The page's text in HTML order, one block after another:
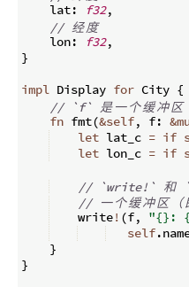
    lat
: f32,
// 经度
    lon
: f32,
}
impl Display for City {
// `f`
是 一 个缓冲区
fn fmt(&self, f: &
let lat_c = if
let lon_c = if
// `write!` 和
// 一 个缓冲区 （
    write
! (f, "{}:
self.
}
}